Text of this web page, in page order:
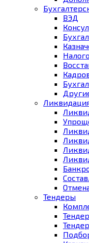
ВЭД
Тендеры